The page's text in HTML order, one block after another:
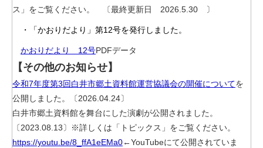
ス」をご覧ください。 〔最終更新日 2026.5.30 〕
・「かおりだより」第12号を発行しました。
かおりだより 12号PDFデータ
【その他のお知らせ】
令和7年度第3回白井市郷土資料館運営協議会の開催についてを
公開しました。〔2026.04.24〕
白井市郷土資料館を舞台にした演劇が公開されました。
〔2023.08.13〕※詳しくは「トピックス」をご覧ください。
https://youtu.be/8_ffA1eEMa0←YouTubeにて公開されていま